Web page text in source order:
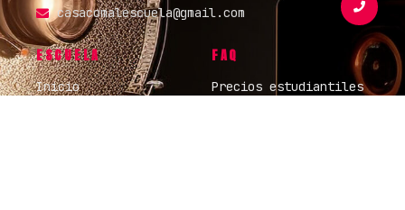
casacomalescuela@gmail.com
ESCUELA
Inicio
FAQ
Precios estudiantiles